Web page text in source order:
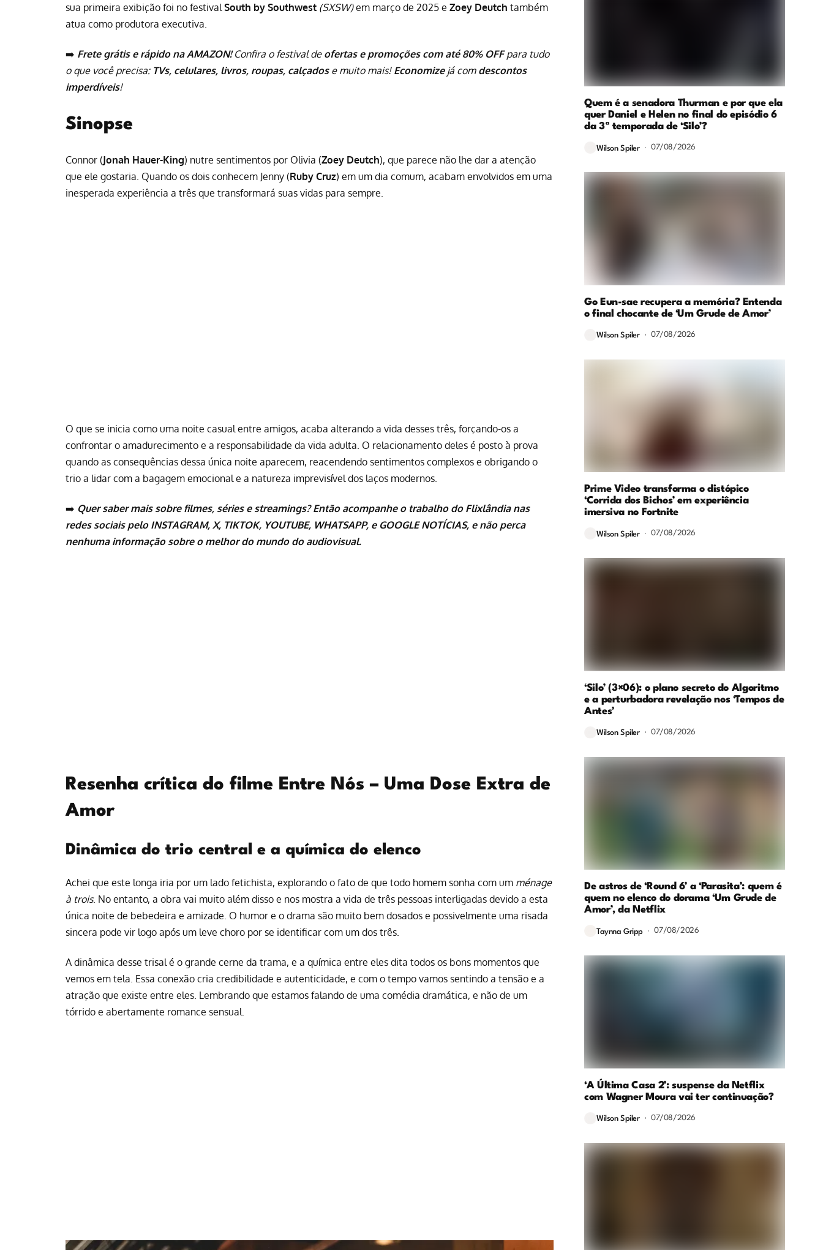
sua primeira exibição foi no festival South by Southwest (SXSW)em março de 2025 e Zoey Deutch também
atua como produtora executiva.
➡️ Frete grátis e rápido na AMAZON!Confira o festival de ofertas e promoções com até 80% OFFpara tudo
o que você precisa: TVs, celulares, livros, roupas, calçadose muito mais! Economizejá com descontos
imperdíveis!
Sinopse
Connor (Jonah Hauer-King) nutre sentimentos por Olivia (Zoey Deutch), que parece não lhe dar a atenção
que ele gostaria. Quando os dois conhecem Jenny (Ruby Cruz) em um dia comum, acabam envolvidos em uma
inesperada experiência a três que transformará suas vidas para sempre.
O que se inicia como uma noite casual entre amigos, acaba alterando a vida desses três, forçando-os a
confrontar o amadurecimento e a responsabilidade da vida adulta. O relacionamento deles é posto à prova
quando as consequências dessa única noite aparecem, reacendendo sentimentos complexos e obrigando o
trio a lidar com a bagagem emocional e a natureza imprevisível dos laços modernos.
➡️ Quer saber mais sobre filmes, sériese streamings? Então acompanhe o trabalho do Flixlândianas
redes sociais pelo INSTAGRAM, X, TIKTOK, YOUTUBE, WHATSAPP, e GOOGLE NOTÍCIAS, e não perca
nenhuma informação sobre o melhor do mundo do audiovisual.
Resenha crítica do filme Entre Nós – Uma Dose Extra de
Amor
Dinâmica do trio central e a química do elenco
Achei que este longa iria por um lado fetichista, explorando o fato de que todo homem sonha com um ménage
à trois. No entanto, a obra vai muito além disso e nos mostra a vida de três pessoas interligadas devido a esta
única noite de bebedeira e amizade. O humor e o drama são muito bem dosados e possivelmente uma risada
sincera pode vir logo após um leve choro por se identificar com um dos três.
A dinâmica desse trisal é o grande cerne da trama, e a química entre eles dita todos os bons momentos que
vemos em tela. Essa conexão cria credibilidade e autenticidade, e com o tempo vamos sentindo a tensão e a
atração que existe entre eles. Lembrando que estamos falando de uma comédia dramática, e não de um
tórrido e abertamente romance sensual.
Quem é a senadora Thurman e por que ela
quer Daniel e Helen no final do episódio 6
da 3ª temporada de ‘Silo’?
Wilson Spiler 07/08/2026
Go Eun-sae recupera a memória? Entenda
o final chocante de ‘Um Grude de Amor’
Wilson Spiler 07/08/2026
Prime Video transforma o distópico
‘Corrida dos Bichos’ em experiência
imersiva no Fortnite
Wilson Spiler 07/08/2026
‘Silo’ (3×06): o plano secreto do Algoritmo
e a perturbadora revelação nos ‘Tempos de
Antes’
Wilson Spiler 07/08/2026
De astros de ‘Round 6’ a ‘Parasita’: quem é
quem no elenco do dorama ‘Um Grude de
Amor’, da Netflix
Taynna Gripp 07/08/2026
‘A Última Casa 2’: suspense da Netflix
com Wagner Moura vai ter continuação?
Wilson Spiler 07/08/2026